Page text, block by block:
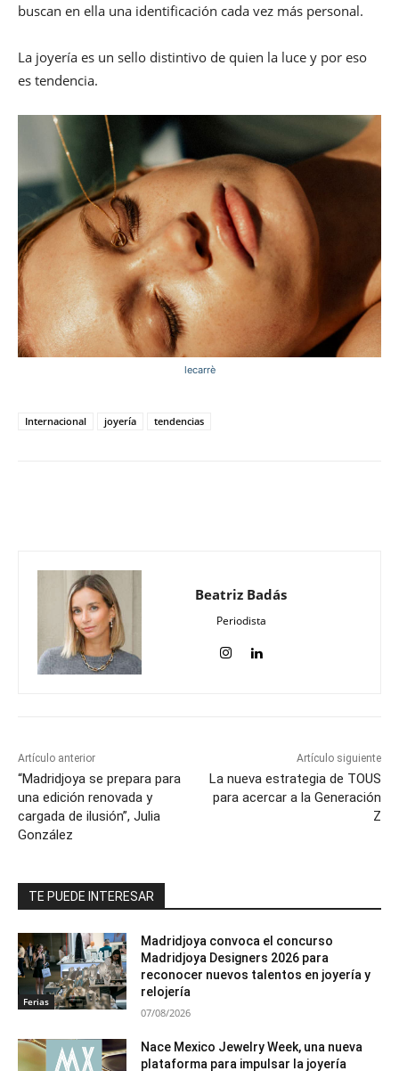
buscan en ella una identificación cada vez más personal.
La joyería es un sello distintivo de quien la luce y por eso
es tendencia.
lecarrè
Internacional joyería tendencias
Beatriz Badás
Periodista
Artículo anterior
“Madridjoya se prepara para
una edición renovada y
cargada de ilusión”, Julia
González
Artículo siguiente
La nueva estrategia de TOUS
para acercar a la Generación
Z
TE PUEDE INTERESAR
Ferias
Madridjoya convoca el concurso
Madridjoya Designers 2026 para
reconocer nuevos talentos en joyería y
relojería
07/08/2026
Nace Mexico Jewelry Week, una nueva
plataforma para impulsar la joyería